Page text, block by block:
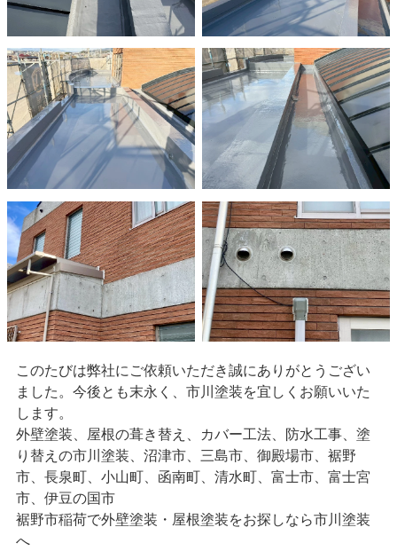
このたびは弊社にご依頼いただき誠にありがとうござい
ました。今後とも末永く、市川塗装を宜しくお願いいた
します。
外壁塗装、屋根の葺き替え、カバー工法、防水工事、塗
り替えの市川塗装、沼津市、三島市、御殿場市、裾野
市、長泉町、小山町、函南町、清水町、富士市、富士宮
市、伊豆の国市
裾野市稲荷で外壁塗装・屋根塗装をお探しなら市川塗装
へ